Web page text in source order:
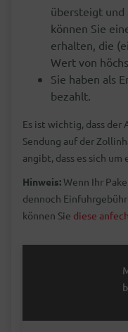
übersteigt und
können Sie
erhalten, die
Wert von
Sie haben als
bezahlt.
Es ist wichtig, dass der
Sendung auf der
angibt, dass es sich um
Hinweis:Wenn Ihr
dennoch
können Sie diese